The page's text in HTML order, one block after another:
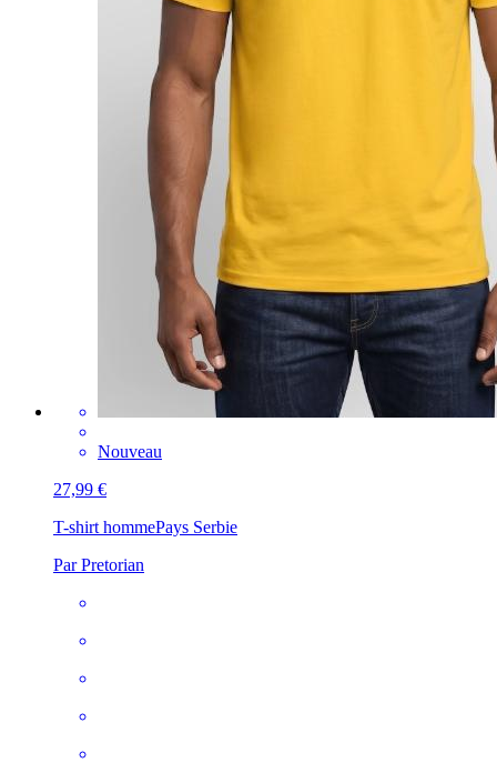
Nouveau
27,99 €
T-shirt hommePays Serbie
Par Pretorian